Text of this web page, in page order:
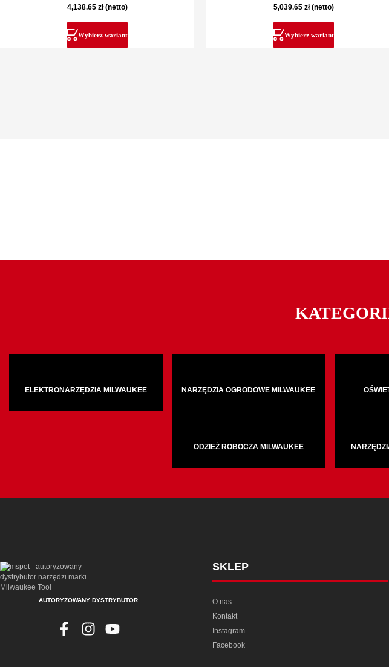
4,138.65 zł(netto)
Wybierz wariant
5,039.65 zł(netto)
Wybierz wariant
ELEKTRONARZĘDZIA MILWAUKEE NARZĘDZIA OGRODOWE MILWAUKEE
ODZIEŻ ROBOCZA MILWAUKEE
AUTORYZOWANY DYSTRYBUTOR
SKLEP
O nas
Kontakt
Instagram
Facebook